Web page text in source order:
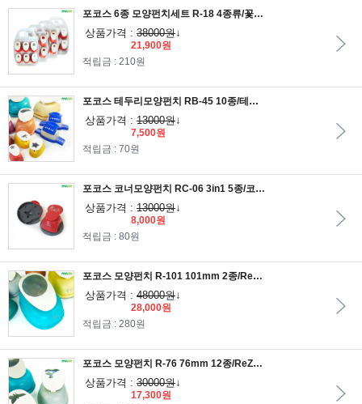
포코스 6종 모양펀치세트 R-18 4종류/꽃모양펀치세트/동물모양펀치세트/혼합모양펀치세트
상품가격 : 38000원↓
21,900원
적립금 : 210원
포코스 테두리모양펀치 RB-45 10종/테두리펀치/ReZo펀치
상품가격 : 13000원↓
7,500원
적립금 : 70원
포코스 코너모양펀치 RC-06 3in1 5종/코너펀치/ReZo펀치
상품가격 : 13000원↓
8,000원
적립금 : 80원
포코스 모양펀치 R-101 101mm 2종/ReZo펀치
상품가격 : 48000원↓
28,000원
적립금 : 280원
포코스 모양펀치 R-76 76mm 12종/ReZo펀치
상품가격 : 30000원↓
17,300원